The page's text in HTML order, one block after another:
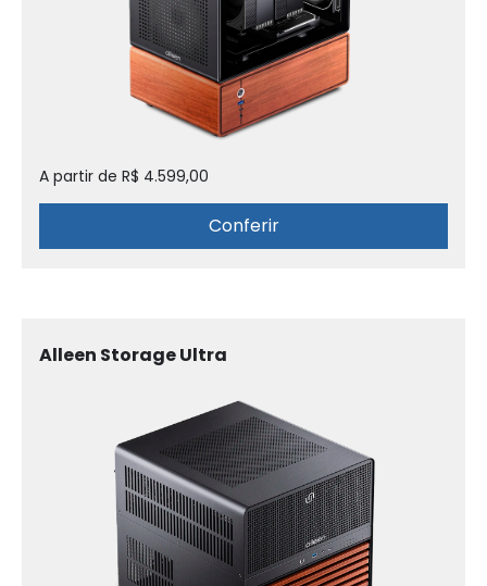
A partir de R$ 4.599,00
Conferir
Alleen Storage Ultra